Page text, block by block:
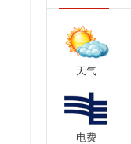
天气
电费